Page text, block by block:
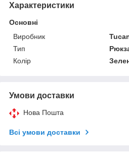
Характеристики
Основні
Виробник
Тип
Колір
Умови доставки
Нова Пошта
Всі умови доставки